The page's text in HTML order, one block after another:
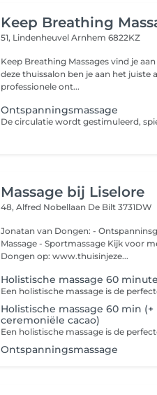
Keep Breathing
51, LindenheuvelArnhem 6822KZ
Keep Breathing Massages vind je
deze thuissalon ben je aan het juiste
professionele ont...
Ontspanningsmassage
Massage bij Liselore
48, Alfred Nobellaan De Bilt 3731DW
Jonatan van Dongen: - Ontspanninsgmassage
Massage - Sportmassage Kijk voor meer informatie over Jonatan van
Dongen op: www.thuisinjeze...
Holistische massage 60
Holistische massage 60 min
ceremoniële cacao)
Ontspanningsmassage